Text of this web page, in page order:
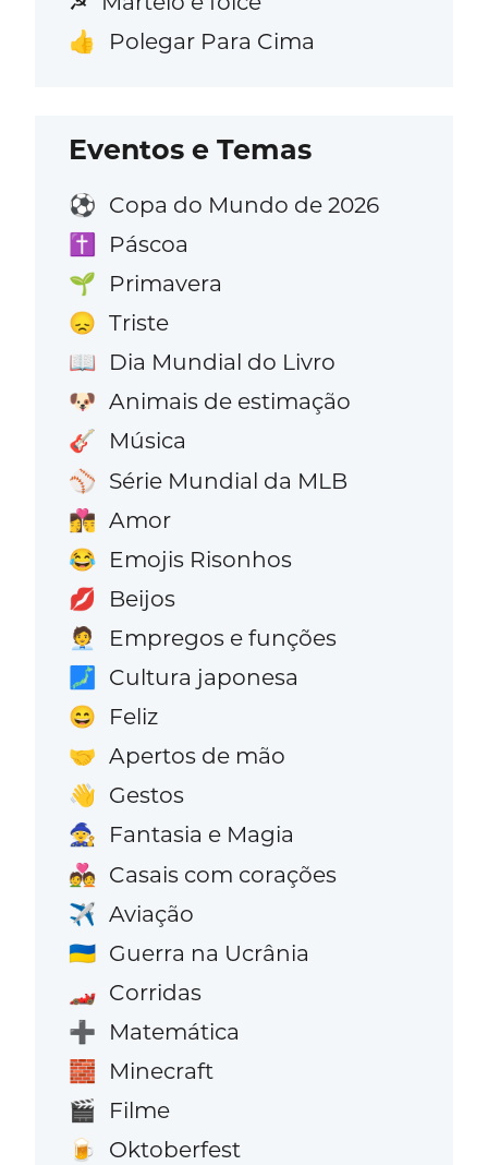
👍 Polegar Para Cima
Eventos e Temas
⚽ Copa do Mundo de 2026
✝️ Páscoa
🌱 Primavera
😞 Triste
📖 Dia Mundial do Livro
🐶 Animais de estimação
🎸 Música
⚾ Série Mundial da MLB
👩‍❤️‍💋‍👨 Amor
😂 Emojis Risonhos
💋 Beijos
🧑‍💼 Empregos e funções
🗾 Cultura japonesa
😄 Feliz
🤝 Apertos de mão
👋 Gestos
🧙 Fantasia e Magia
💑 Casais com corações
✈️ Aviação
🇺🇦 Guerra na Ucrânia
🏎️ Corridas
➕ Matemática
🧱 Minecraft
🎬 Filme
🍺 Oktoberfest